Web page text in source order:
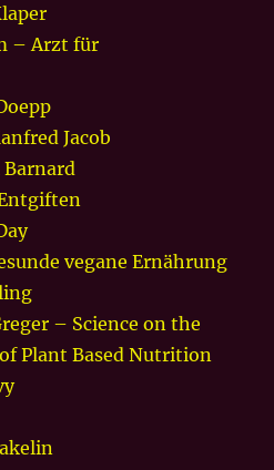
– Arzt für
Jacob
Barnard
vegane Ernährung
– Science on the
Plant Based Nutrition